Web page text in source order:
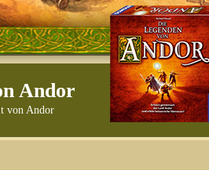
Andor
von Andor